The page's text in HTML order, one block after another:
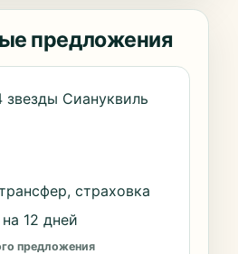
предложения
Сиануквиль
страховка
12 дней
предложения